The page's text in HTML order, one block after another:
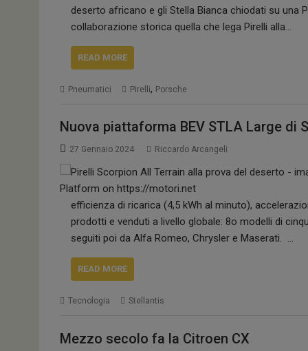
deserto africano e gli Stella Bianca chiodati su una
collaborazione storica quella che lega Pirelli alla…
READ MORE
Pneumatici Pirelli, Porsche
Nuova piattaforma BEV STLA Large di
27 Gennaio 2024 Riccardo Arcangeli
efficienza di ricarica (4,5 kWh al minuto),
prodotti e venduti a livello globale: 8o modelli di
seguiti poi da Alfa Romeo, Chrysler e Maserati. …
READ MORE
Tecnologia Stellantis
Mezzo secolo fa la Citroen CX